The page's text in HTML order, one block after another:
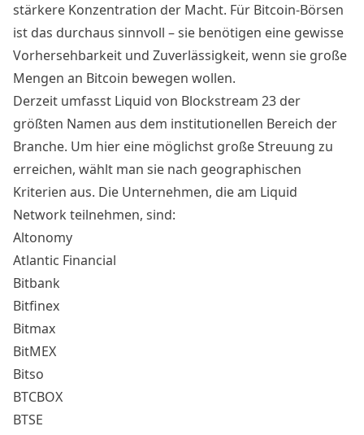
stärkere Konzentration der Macht. Für Bitcoin-Börsen
ist das durchaus sinnvoll – sie benötigen eine gewisse
Vorhersehbarkeit und Zuverlässigkeit, wenn sie große
Mengen an Bitcoin bewegen wollen.
Derzeit umfasst Liquid von Blockstream 23 der
größten Namen aus dem institutionellen Bereich der
Branche. Um hier eine möglichst große Streuung zu
erreichen, wählt man sie nach geographischen
Kriterien aus. Die Unternehmen, die am Liquid
Network teilnehmen, sind:
Altonomy
Atlantic Financial
Bitbank
Bitfinex
Bitmax
BitMEX
Bitso
BTCBOX
BTSE